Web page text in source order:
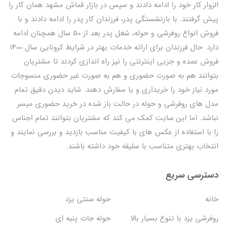
الزوار کار خود را ادامه دادند و سپس در بازار قماش مشهد همان کار را
پیش گرفتند. با بازنشستگی پدر، فرزندان کار پدر را ادامه دادند و با
فروش انواع روفرشی و حوله، شغل پدر بعد از 50 سال همچنان ادامه
دارد. حال فرزندان برای ارائه خدمات بهتر در شرایط کرونایی سال 1400
فروش عمده و جزیی اینترنتی را نیز راه اندازی کردند تا مشتریان
بتوانند هم به صورت حضوری و هم به صورت غیر حضوری منسوجات
مورد نیاز خود را خریداری و یا سفارش دهند. شاید دیدن دقیق تمام
مدل های روفرشی و حوله در حالت باز شده در خرید حضوری میسر
نباشد. اما این سایت کمک می کند که مشتریان بتوانند تمام اجناس
را با استفاده از عکس های با کیفیت مناسب بازدید و بررسی نمایند و
انتخاب بهتری متناسب با سلیقه خود داشته باشند.
دسترسی سریع
خانه
حوله سنتی یزد
روفرشی یزد با تنوع بسیار بالا
حوله جات پنبه ای